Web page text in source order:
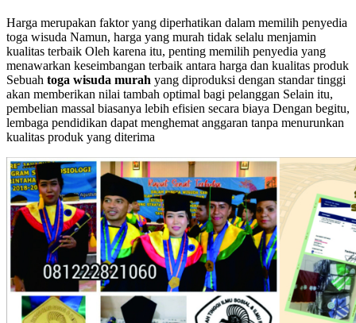
Harga merupakan faktor yang diperhatikan dalam memilih penyedia
toga wisuda Namun, harga yang murah tidak selalu menjamin
kualitas terbaik Oleh karena itu, penting memilih penyedia yang
menawarkan keseimbangan terbaik antara harga dan kualitas produk
Sebuah toga wisuda murah yang diproduksi dengan standar tinggi
akan memberikan nilai tambah optimal bagi pelanggan Selain itu,
pembelian massal biasanya lebih efisien secara biaya Dengan begitu,
lembaga pendidikan dapat menghemat anggaran tanpa menurunkan
kualitas produk yang diterima